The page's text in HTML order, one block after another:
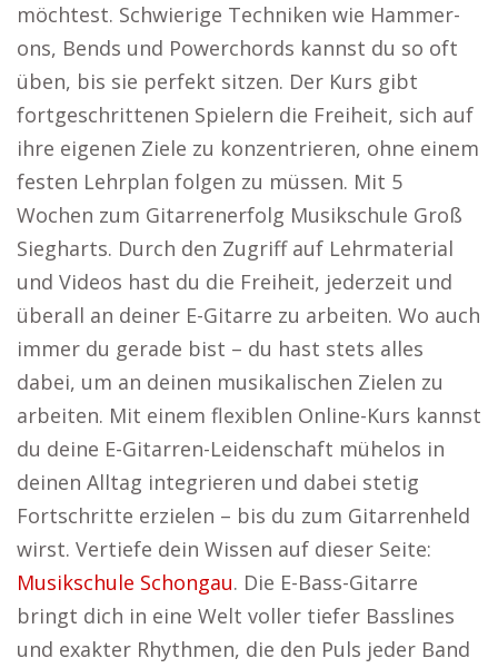
möchtest. Schwierige Techniken wie Hammer-
ons, Bends und Powerchords kannst du so oft
üben, bis sie perfekt sitzen. Der Kurs gibt
fortgeschrittenen Spielern die Freiheit, sich auf
ihre eigenen Ziele zu konzentrieren, ohne einem
festen Lehrplan folgen zu müssen. Mit 5
Wochen zum Gitarrenerfolg Musikschule Groß
Siegharts. Durch den Zugriff auf Lehrmaterial
und Videos hast du die Freiheit, jederzeit und
überall an deiner E-Gitarre zu arbeiten. Wo auch
immer du gerade bist – du hast stets alles
dabei, um an deinen musikalischen Zielen zu
arbeiten. Mit einem flexiblen Online-Kurs kannst
du deine E-Gitarren-Leidenschaft mühelos in
deinen Alltag integrieren und dabei stetig
Fortschritte erzielen – bis du zum Gitarrenheld
wirst. Vertiefe dein Wissen auf dieser Seite:
Musikschule Schongau. Die E-Bass-Gitarre
bringt dich in eine Welt voller tiefer Basslines
und exakter Rhythmen, die den Puls jeder Band